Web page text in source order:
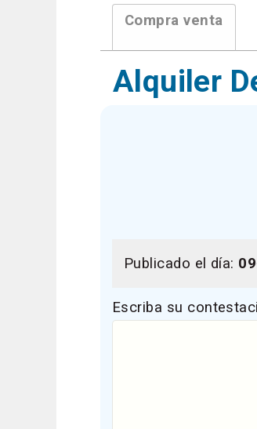
Compra venta
Alquiler
Publicado el día:
Escriba su